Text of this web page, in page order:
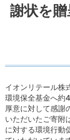
謝状を
イオンリテール株
環境保全基金へ約
厚意に対して感謝
いただいたご寄附
に対する環境行動